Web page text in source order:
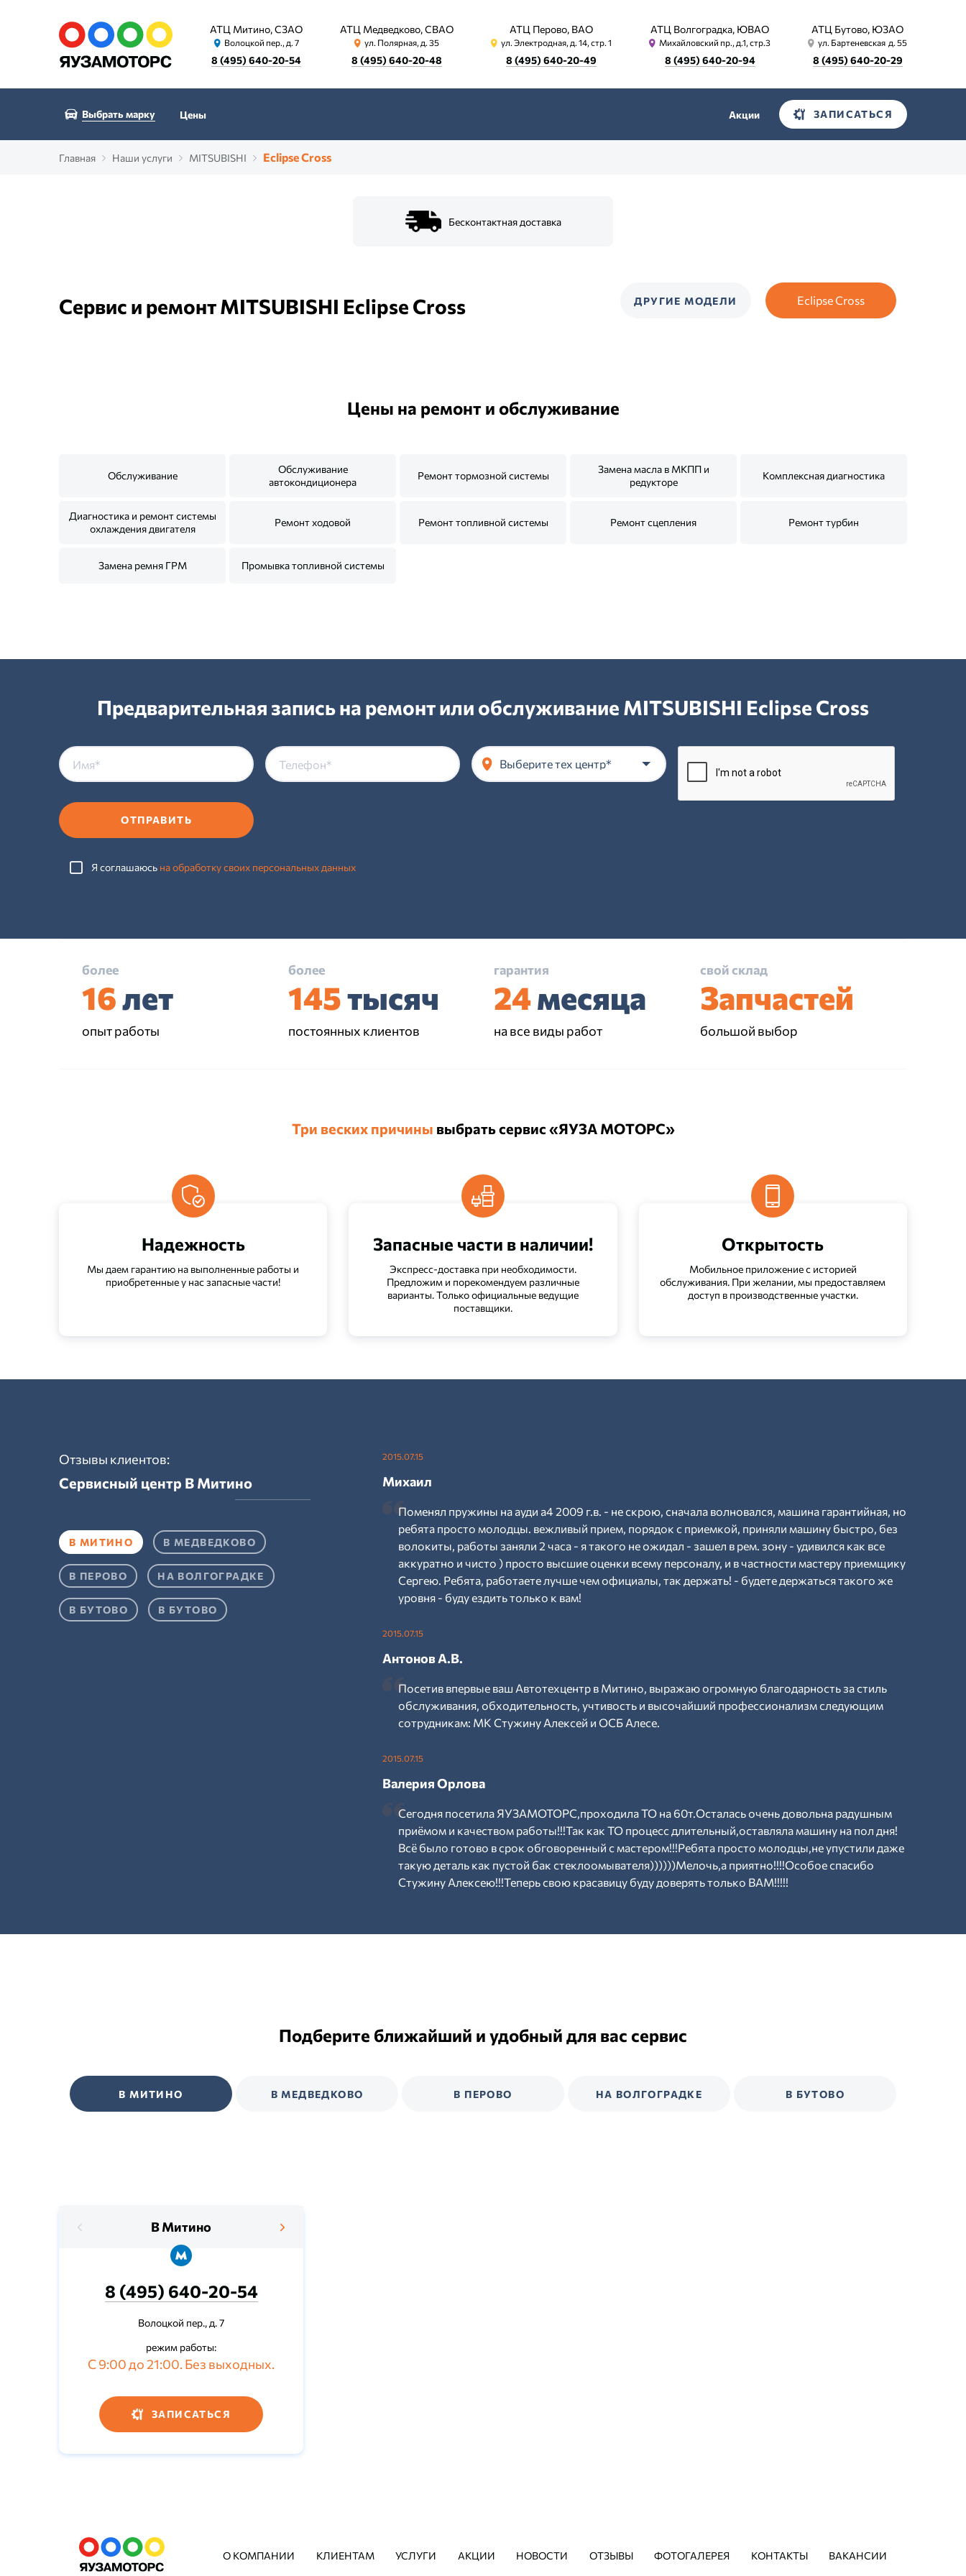
АТЦ Митино, СЗАО
Волоцкой пер., д. 7
8 (495) 640-20-54
АТЦ Медведково, СВАО
ул. Полярная, д. 35
8 (495) 640-20-48
АТЦ Перово, ВАО
ул. Электродная, д. 14, стр. 1
8 (495) 640-20-49
АТЦ Волгоградка, ЮВАО
Михайловский пр., д.1, стр.3
8 (495) 640-20-94
АТЦ Бутово, ЮЗАО
ул. Бартеневская д. 55
8 (495) 640-20-29
Выбрать марку Цены Акции ЗАПИСАТЬСЯ
Главная Наши услуги MITSUBISHI Eclipse Cross
Бесконтактная доставка
Сервис и ремонт MITSUBISHI Eclipse Cross ДРУГИЕ МОДЕЛИ Eclipse Cross
Цены на ремонт и обслуживание
Обслуживание
Обслуживание
автокондиционера
Ремонт тормозной системы
Замена масла в МКПП и
редукторе
Комплексная диагностика
Диагностика и ремонт системы
охлаждения двигателя
Ремонт ходовой Ремонт топливной системы Ремонт сцепления Ремонт турбин
Замена ремня ГРМ Промывка топливной системы
Предварительная запись на ремонт или обслуживание MITSUBISHI Eclipse Cross
Выберите тех центр*
ОТПРАВИТЬ
Я соглашаюсь на обработку своих персональных данных
более
16лет
опыт работы
более
145тысяч
постоянных клиентов
гарантия
24месяца
на все виды работ
свой склад
Запчастей
большой выбор
Три веских причины выбрать сервис «ЯУЗА МОТОРС»
Надежность
Мы даем гарантию на выполненные работы и
приобретенные у нас запасные части!
Запасные части в наличии!
Экспресс-доставка при необходимости.
Предложим и порекомендуем различные
варианты. Только официальные ведущие
поставщики.
Открытость
Мобильное приложение с историей
обслуживания. При желании, мы предоставляем
доступ в производственные участки.
Отзывы клиентов:
Сервисный центр В Митино
В МИТИНО В МЕДВЕДКОВО
В ПЕРОВО НА ВОЛГОГРАДКЕ
В БУТОВО В БУТОВО
2015.07.15
Михаил
Поменял пружины на ауди а4 2009 г.в. - не скрою, сначала волновался, машина гарантийная, но
ребята просто молодцы. вежливый прием, порядок с приемкой, приняли машину быстро, без
волокиты, работы заняли 2 часа - я такого не ожидал - зашел в рем. зону - удивился как все
аккуратно и чисто ) просто высшие оценки всему персоналу, и в частности мастеру приемщику
Сергею. Ребята, работаете лучше чем официалы, так держать! - будете держаться такого же
уровня - буду ездить только к вам!
2015.07.15
Антонов А.В.
Посетив впервые ваш Автотехцентр в Митино, выражаю огромную благодарность за стиль
обслуживания, обходительность, учтивость и высочайший профессионализм следующим
сотрудникам: МК Стужину Алексей и ОСБ Алесе.
2015.07.15
Валерия Орлова
Сегодня посетила ЯУЗАМОТОРС,проходила ТО на 60т.Осталась очень довольна радушным
приёмом и качеством работы!!!Так как ТО процесс длительный,оставляла машину на пол дня!
Всё было готово в срок обговоренный с мастером!!!Ребята просто молодцы,не упустили даже
такую деталь как пустой бак стеклоомывателя))))))Мелочь,а приятно!!!!Особое спасибо
Стужину Алексею!!!Теперь свою красавицу буду доверять только ВАМ!!!!!
Подберите ближайший и удобный для вас сервис
В МИТИНО В МЕДВЕДКОВО В ПЕРОВО НА ВОЛГОГРАДКЕ В БУТОВО
В Митино
8 (495) 640-20-54
Волоцкой пер., д. 7
режим работы:
С 9:00 до 21:00. Без выходных.
ЗАПИСАТЬСЯ
О КОМПАНИИ КЛИЕНТАМ УСЛУГИ АКЦИИ НОВОСТИ ОТЗЫВЫ ФОТОГАЛЕРЕЯ КОНТАКТЫ ВАКАНСИИ